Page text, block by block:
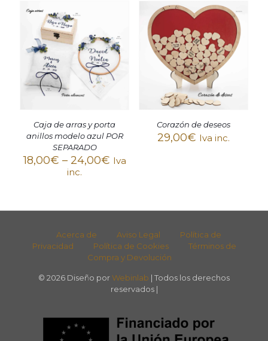
Caja de arras y porta
anillos modelo azul POR
SEPARADO
18,00€ – 24,00€ Iva
inc.
Corazón de deseos
29,00€ Iva inc.
Acerca de Aviso Legal
Política de
Privacidad
Política de Cookies
Términos de
Compra y Devolución
© 2026 Diseño por Webinlab | Todos los derechos
reservados |